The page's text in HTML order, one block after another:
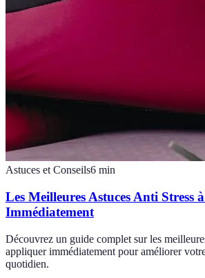
Astuces et Conseils6 min
Les Meilleures Astuces Anti Stress
Immédiatement
Découvrez un guide complet sur les
appliquer immédiatement pour améliorer
quotidien.